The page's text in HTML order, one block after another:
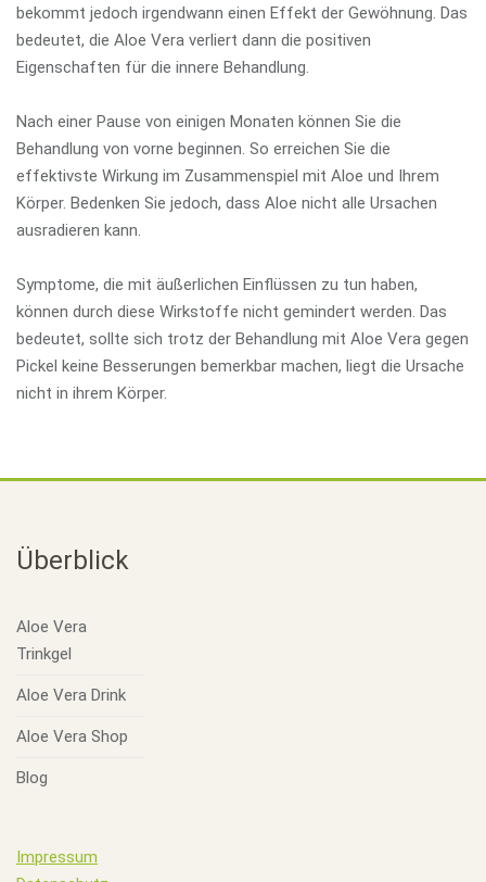
bekommt jedoch irgendwann einen Effekt der Gewöhnung. Das
bedeutet, die Aloe Vera verliert dann die positiven
Eigenschaften für die innere Behandlung.
Nach einer Pause von einigen Monaten können Sie die
Behandlung von vorne beginnen. So erreichen Sie die
effektivste Wirkung im Zusammenspiel mit Aloe und Ihrem
Körper. Bedenken Sie jedoch, dass Aloe nicht alle Ursachen
ausradieren kann.
Symptome, die mit äußerlichen Einflüssen zu tun haben,
können durch diese Wirkstoffe nicht gemindert werden. Das
bedeutet, sollte sich trotz der Behandlung mit Aloe Vera gegen
Pickel keine Besserungen bemerkbar machen, liegt die Ursache
nicht in ihrem Körper.
Überblick
Aloe Vera
Trinkgel
Aloe Vera Drink
Aloe Vera Shop
Blog
Impressum